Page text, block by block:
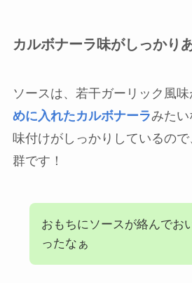
カルボナーラ味がしっかり
ソースは、若干ガーリック風味
めに入れたカルボナーラみたい
味付けがしっかりしているの
群です！
おもちにソースが絡んでお
ったなぁ